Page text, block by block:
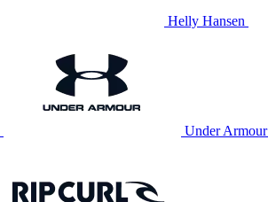
Helly Hansen
Under Armour